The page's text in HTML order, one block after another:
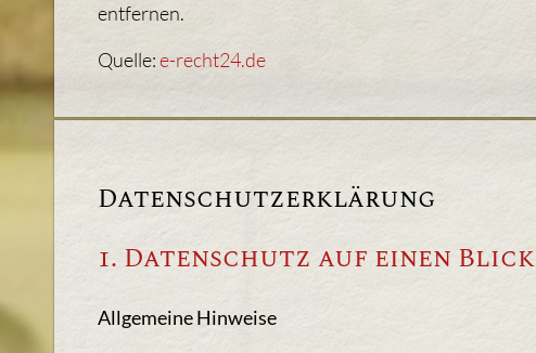
entfernen.
Quelle:e-recht24.de
Datenschutzerklärung
1. Datenschutz auf einen Blick
Allgemeine Hinweise